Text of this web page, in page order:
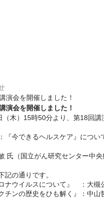
演会を開催しました！
演会を開催しました！
（木）15時50分より、第18回講
『今できるヘルスケア』につい
氏（国立がん研究センター中央
記の通りです。
ナウイルスについて』 ：大槻
チンの歴史をひも解く』：中山